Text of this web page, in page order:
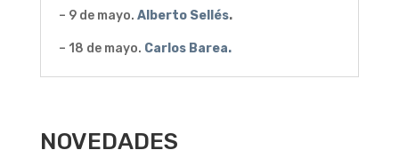
– 9 de mayo. Alberto Sellés.
– 18 de mayo. Carlos Barea.
NOVEDADES